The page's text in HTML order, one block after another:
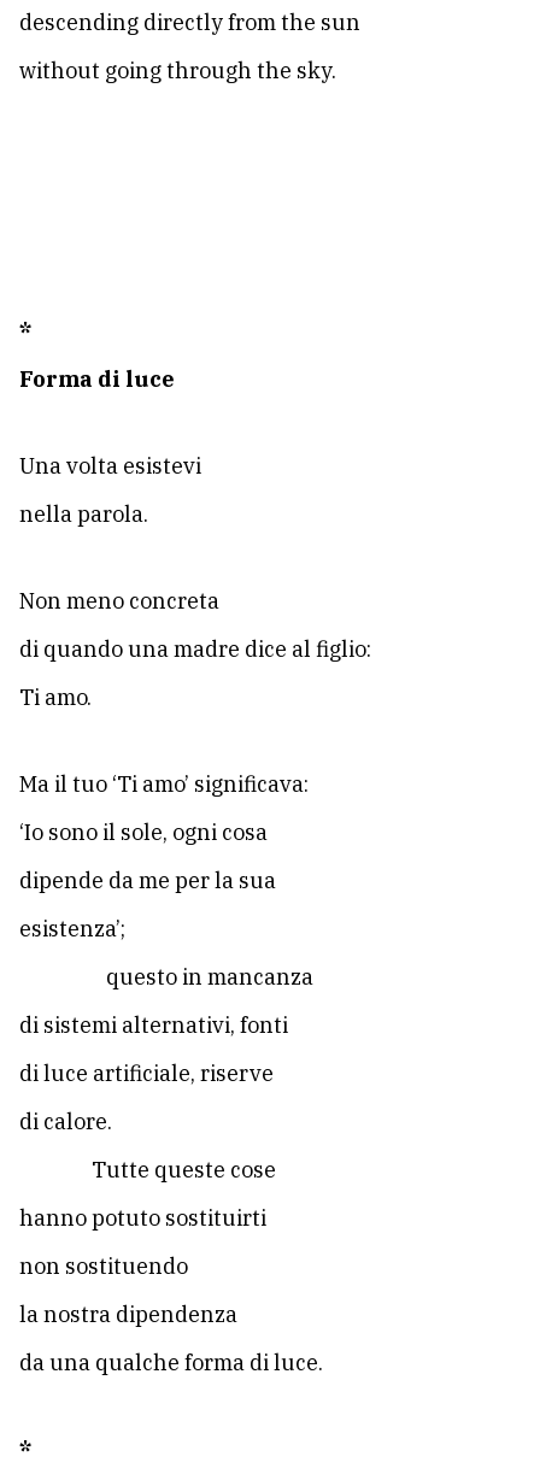
descending directly from the sun
without going through the sky.
*
Forma di luce
Una volta esistevi
nella parola.
Non meno concreta
di quando una madre dice al figlio:
Ti amo.
Ma il tuo ‘Ti amo’ significava:
‘Io sono il sole, ogni cosa
dipende da me per la sua
esistenza’;
questo in mancanza
di sistemi alternativi, fonti
di luce artificiale, riserve
di calore.
Tutte queste cose
hanno potuto sostituirti
non sostituendo
la nostra dipendenza
da una qualche forma di luce.
*